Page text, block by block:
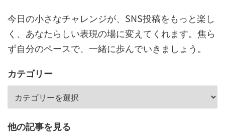
今日の小さなチャレンジが、SNS投稿をもっと楽し
く、あなたらしい表現の場に変えてくれます。焦ら
ず自分のペースで、一緒に歩んでいきましょう。
カテゴリー
他の記事を見る